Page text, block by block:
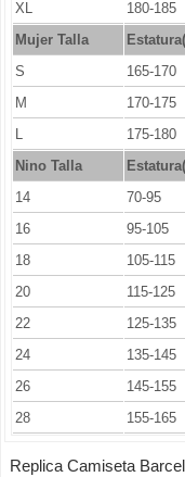
XL 180-185
Mujer Talla
S
165-170
M
170-175
L
175-180
Nino Talla
14
70-95
16
95-105
18
105-115
20
115-125
22
125-135
24
135-145
26
145-155
28
155-165
Replica Camiseta